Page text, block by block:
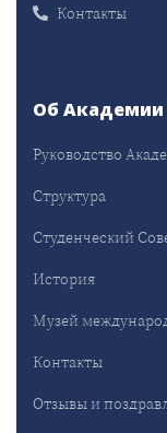
Контакты
Об Академии
Руководство
Структура
Студенческий
История
Музей
Контакты
Отзывы и